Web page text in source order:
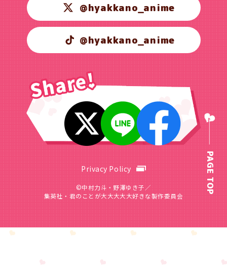
@hyakkano_anime
@hyakkano_anime
Privacy Policy
©中村力斗・野澤ゆき子／
集英社・君のことが大大大大大好きな製作委員会
PAGE TOP